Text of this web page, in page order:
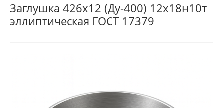
Заглушка 426х12 (Ду-400) 12х18н10т
эллиптическая ГОСТ 17379